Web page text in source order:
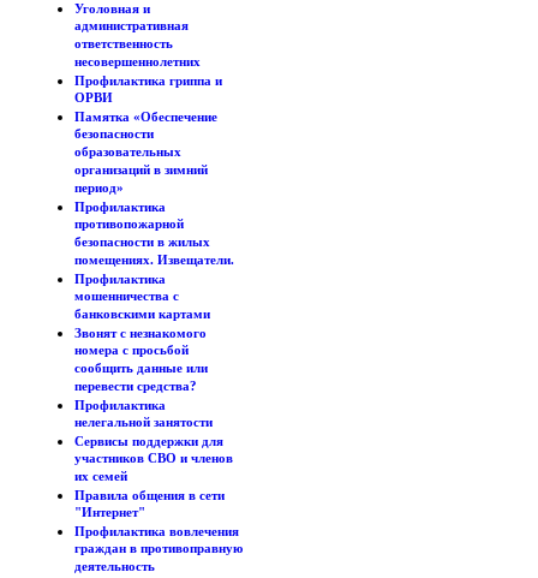
Уголовная и
административная
ответственность
несовершеннолетних
Профилактика гриппа и
ОРВИ
Памятка «Обеспечение
безопасности
образовательных
организаций в зимний
период»
Профилактика
противопожарной
безопасности в жилых
помещениях. Извещатели.
Профилактика
мошенничества с
банковскими картами
Звонят с незнакомого
номера с просьбой
сообщить данные или
перевести средства?
Профилактика
нелегальной занятости
Сервисы поддержки для
участников СВО и членов
их семей
Правила общения в сети
"Интернет"
Профилактика вовлечения
граждан в противоправную
деятельность